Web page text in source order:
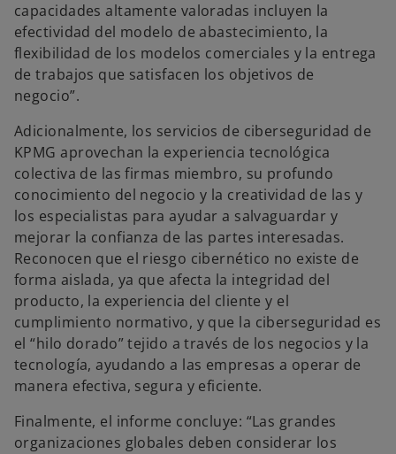
capacidades altamente valoradas incluyen la
efectividad del modelo de abastecimiento, la
flexibilidad de los modelos comerciales y la entrega
de trabajos que satisfacen los objetivos de
negocio”.
Adicionalmente, los servicios de ciberseguridad de
KPMG aprovechan la experiencia tecnológica
colectiva de las firmas miembro, su profundo
conocimiento del negocio y la creatividad de las y
los especialistas para ayudar a salvaguardar y
mejorar la confianza de las partes interesadas.
Reconocen que el riesgo cibernético no existe de
forma aislada, ya que afecta la integridad del
producto, la experiencia del cliente y el
cumplimiento normativo, y que la ciberseguridad es
el “hilo dorado” tejido a través de los negocios y la
tecnología, ayudando a las empresas a operar de
manera efectiva, segura y eficiente.
Finalmente, el informe concluye: “Las grandes
organizaciones globales deben considerar los